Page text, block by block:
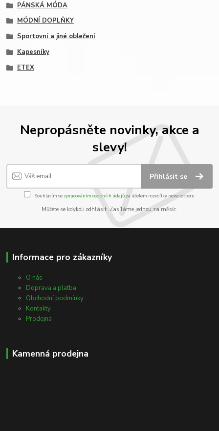
PÁNSKÁ MÓDA
MÓDNÍ DOPLŇKY
Sportovní a jiné oblečení
Kapesníky
ETEX
Nepropásněte novinky, akce a
slevy!
Přihlásit se
Souhlasím se zpracováním osobních údajůza účelem rozesílky newsletteru.
Můžete se kdykoli odhlásit. Zasíláme jednou za měsíc.
Informace pro zákazníky
O nás
Doprava a platba
Obchodní podmínky
Kontakty
Prodejna
Kamenná prodejna